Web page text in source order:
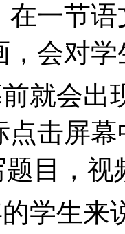
一节
，会对
就会出
点击屏
题目，
学生来